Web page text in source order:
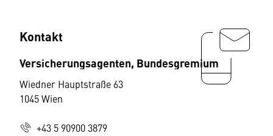
Kontakt
Versicherungsagenten, Bundesgremium
Wiedner Hauptstraße 63
1045 Wien
+43 5 90900 3879